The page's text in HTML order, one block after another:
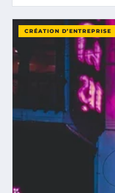
CRÉATION D’ENTREPRISE